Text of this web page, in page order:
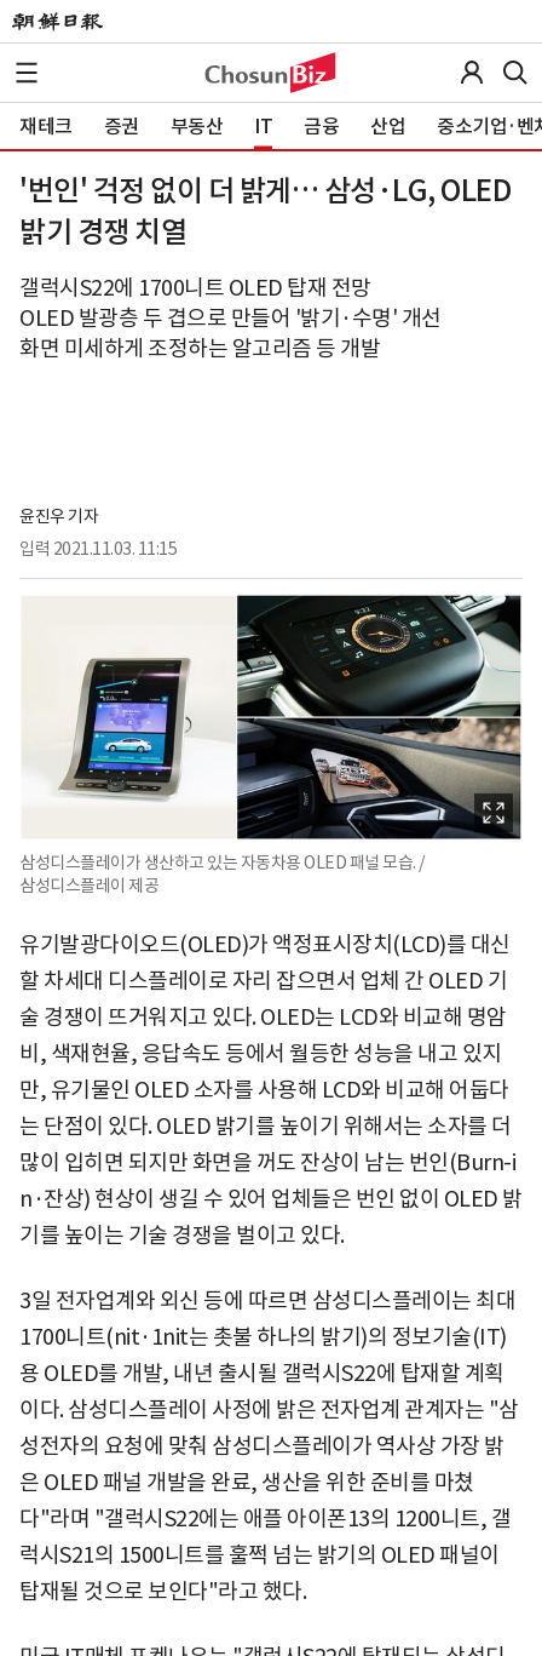
재테크 증권 부동산 IT 금융 산업 중소기업·벤
'번인' 걱정 없이 더 밝게… 삼성·LG, OLED
밝기 경쟁 치열
갤럭시S22에 1700니트 OLED 탑재 전망
OLED 발광층 두 겹으로 만들어 '밝기·수명' 개선
화면 미세하게 조정하는 알고리즘 등 개발
윤진우 기자
입력 2021.11.03. 11:15
삼성디스플레이가 생산하고 있는 자동차용 OLED 패널 모습. /
삼성디스플레이 제공
유기발광다이오드(OLED)가 액정표시장치(LCD)를 대신
할 차세대 디스플레이로 자리 잡으면서 업체 간 OLED 기
술 경쟁이 뜨거워지고 있다. OLED는 LCD와 비교해 명암
비, 색재현율, 응답속도 등에서 월등한 성능을 내고 있지
만, 유기물인 OLED 소자를 사용해 LCD와 비교해 어둡다
는 단점이 있다. OLED 밝기를 높이기 위해서는 소자를 더
많이 입히면 되지만 화면을 꺼도 잔상이 남는 번인(Burn-i
n·잔상) 현상이 생길 수 있어 업체들은 번인 없이 OLED 밝
기를 높이는 기술 경쟁을 벌이고 있다.
3일 전자업계와 외신 등에 따르면 삼성디스플레이는 최대
1700니트(nit·1nit는 촛불 하나의 밝기)의 정보기술(IT)
용 OLED를 개발, 내년 출시될 갤럭시S22에 탑재할 계획
이다. 삼성디스플레이 사정에 밝은 전자업계 관계자는 "삼
성전자의 요청에 맞춰 삼성디스플레이가 역사상 가장 밝
은 OLED 패널 개발을 완료, 생산을 위한 준비를 마쳤
다"라며 "갤럭시S22에는 애플 아이폰13의 1200니트, 갤
럭시S21의 1500니트를 훌쩍 넘는 밝기의 OLED 패널이
탑재될 것으로 보인다"라고 했다.